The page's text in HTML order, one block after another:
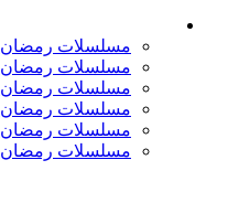
مسلسلات رمضان 2026
مسلسلات رمضان 2025
مسلسلات رمضان 2024
مسلسلات رمضان 2023
مسلسلات رمضان 2022
مسلسلات رمضان 2021